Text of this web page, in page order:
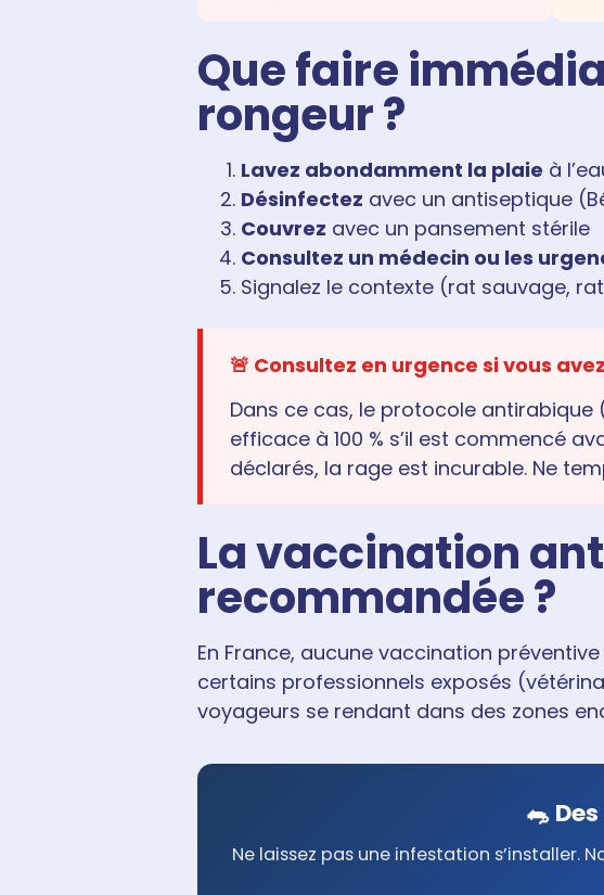
Que faire
rongeur ?
Lavez abondamment la plaie à
Désinfectez avec un antiseptique
Couvrez avec un pansement stérile
Consultez un médecin ou les
Signalez le contexte (rat sauvage,
🚨 Consultez en urgence si vous
Dans ce cas, le protocole
efficace à 100 % s’il est commencé
déclarés, la rage est incurable. Ne
La vaccination
recommandée ?
En France, aucune vaccination
certains professionnels exposés
voyageurs se rendant dans des zones
🐀
Ne laissez pas une infestation s’installer.